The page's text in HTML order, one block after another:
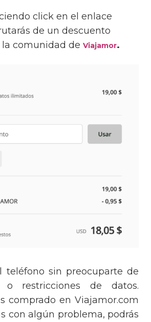
click en el enlace
de un descuento
comunidad de Viajamor.
teléfono sin preocuparte de
o restricciones de datos.
comprado en Viajamor.com
con algún problema, podrás